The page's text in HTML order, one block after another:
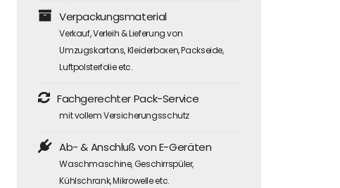
Verpackungsmaterial
Verkauf, Verleih & Lieferung von
Umzugskartons, Kleiderboxen, Packseide,
Luftpolsterfolie etc.
Fachgerechter Pack-Service
mit vollem Versicherungsschutz
Ab- & Anschluß von E-Geräten
Waschmaschine, Geschirrspüler,
Kühlschrank, Mikrowelle etc.